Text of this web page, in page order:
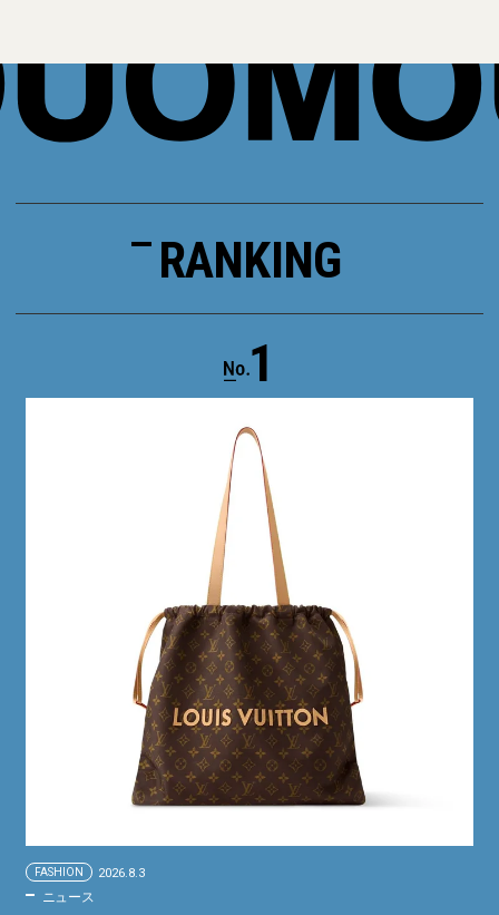
RANKING
1
FASHION 2026.8.3
ニュース